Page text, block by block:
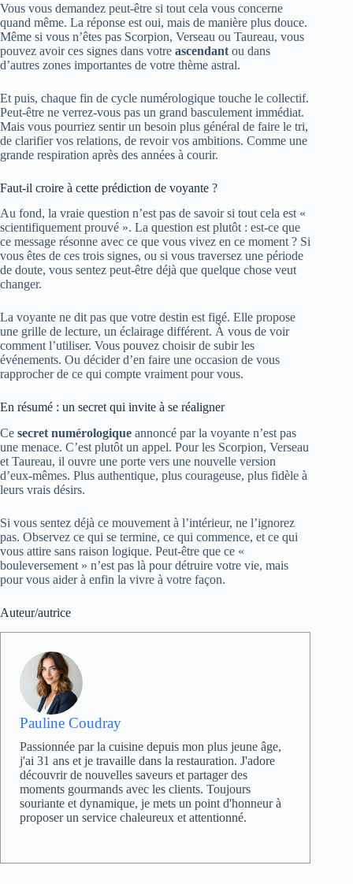
Vous vous demandez peut-être si tout cela vous concerne
quand même. La réponse est oui, mais de manière plus douce.
Même si vous n’êtes pas Scorpion, Verseau ou Taureau, vous
pouvez avoir ces signes dans votre ascendant ou dans
d’autres zones importantes de votre thème astral.
Et puis, chaque fin de cycle numérologique touche le collectif.
Peut-être ne verrez-vous pas un grand basculement immédiat.
Mais vous pourriez sentir un besoin plus général de faire le tri,
de clarifier vos relations, de revoir vos ambitions. Comme une
grande respiration après des années à courir.
Faut-il croire à cette prédiction de voyante ?
Au fond, la vraie question n’est pas de savoir si tout cela est «
scientifiquement prouvé ». La question est plutôt : est-ce que
ce message résonne avec ce que vous vivez en ce moment ? Si
vous êtes de ces trois signes, ou si vous traversez une période
de doute, vous sentez peut-être déjà que quelque chose veut
changer.
La voyante ne dit pas que votre destin est figé. Elle propose
une grille de lecture, un éclairage différent. À vous de voir
comment l’utiliser. Vous pouvez choisir de subir les
événements. Ou décider d’en faire une occasion de vous
rapprocher de ce qui compte vraiment pour vous.
En résumé : un secret qui invite à se réaligner
Ce secret numérologique annoncé par la voyante n’est pas
une menace. C’est plutôt un appel. Pour les Scorpion, Verseau
et Taureau, il ouvre une porte vers une nouvelle version
d’eux-mêmes. Plus authentique, plus courageuse, plus fidèle à
leurs vrais désirs.
Si vous sentez déjà ce mouvement à l’intérieur, ne l’ignorez
pas. Observez ce qui se termine, ce qui commence, et ce qui
vous attire sans raison logique. Peut-être que ce «
bouleversement » n’est pas là pour détruire votre vie, mais
pour vous aider à enfin la vivre à votre façon.
Auteur/autrice
Pauline Coudray
Passionnée par la cuisine depuis mon plus jeune âge,
j'ai 31 ans et je travaille dans la restauration. J'adore
découvrir de nouvelles saveurs et partager des
moments gourmands avec les clients. Toujours
souriante et dynamique, je mets un point d'honneur à
proposer un service chaleureux et attentionné.